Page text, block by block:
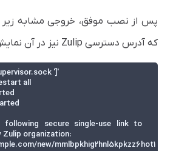
پس از نصب موفق، خروجی مشابه زیر
که آدرس دسترسی Zulip نیز در آن نمایش داده می‌شود:
']'
all
following secure single-use link to
Zulip organization:
new/mmlbpkhig2hnl5kpkzz6hot1